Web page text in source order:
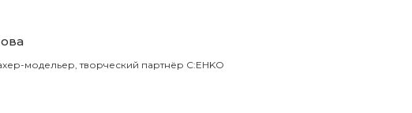
модельер, творческий партнёр C:EHKO